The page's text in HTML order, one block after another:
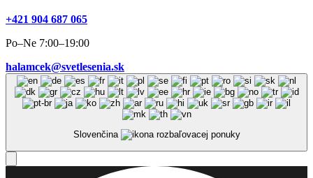
+421 904 687 065
Po–Ne 7:00–19:00
halamcek@svetlesenia.sk
Slovenčina